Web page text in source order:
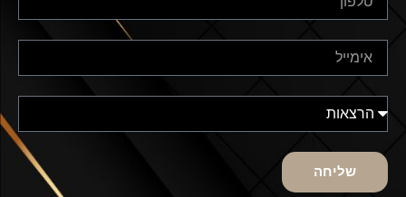
שליחה